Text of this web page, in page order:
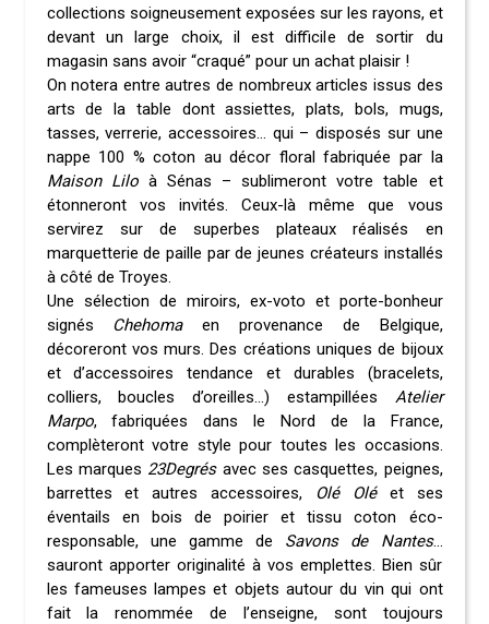
collections soigneusement exposées sur les rayons, et
devant un large choix, il est difficile de sortir du
magasin sans avoir “craqué” pour un achat plaisir !
On notera entre autres de nombreux articles issus des
arts de la table dont assiettes, plats, bols, mugs,
tasses, verrerie, accessoires… qui – disposés sur une
nappe 100 % coton au décor floral fabriquée par la
Maison Liloà Sénas – sublimeront votre table et
étonneront vos invités. Ceux-là même que vous
servirez sur de superbes plateaux réalisés en
marquetterie de paille par de jeunes créateurs installés
à côté de Troyes.
Une sélection de miroirs, ex-voto et porte-bonheur
signés Chehomaen provenance de Belgique,
décoreront vos murs. Des créations uniques de bijoux
et d’accessoires tendance et durables (bracelets,
colliers, boucles d’oreilles…) estampillées Atelier
Marpo, fabriquées dans le Nord de la France,
complèteront votre style pour toutes les occasions.
Les marques 23Degrésavec ses casquettes, peignes,
barrettes et autres accessoires,
Olé Oléet ses
éventails en bois de poirier et tissu coton éco-
responsable, une gamme de Savons de Nantes…
sauront apporter originalité à vos emplettes. Bien sûr
les fameuses lampes et objets autour du vin qui ont
fait la renommée de l’enseigne, sont toujours